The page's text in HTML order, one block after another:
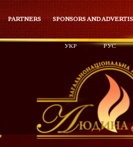
PARTNERS SPONSORS AND
УКР РУС